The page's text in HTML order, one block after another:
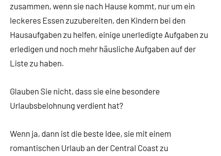
zusammen, wenn sie nach Hause kommt, nur um ein
leckeres Essen zuzubereiten, den Kindern bei den
Hausaufgaben zu helfen, einige unerledigte Aufgaben zu
erledigen und noch mehr häusliche Aufgaben auf der
Liste zu haben.
Glauben Sie nicht, dass sie eine besondere
Urlaubsbelohnung verdient hat?
Wenn ja, dann ist die beste Idee, sie mit einem
romantischen Urlaub an der Central Coast zu